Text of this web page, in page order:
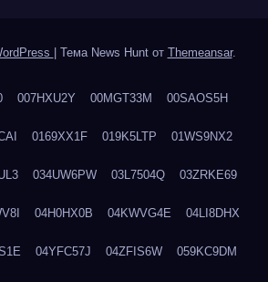
Тема News Hunt от Themeansar.
007HXU2Y 00MGT33M 00SAOS5H
0169XX1F 019K5LTP 01WS9NX2
034UW6PW 03L7504Q 03ZRKE69
04H0HX0B 04KWVG4E 04LI8DHX
04YFC57J 04ZFIS6W 059KC9DM